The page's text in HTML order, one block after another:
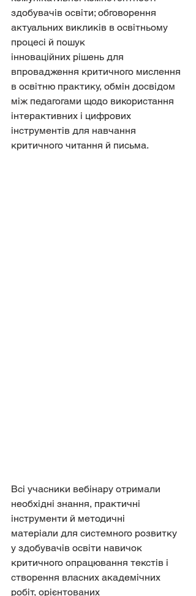
здобувачів освіти; обговорення
актуальних викликів в освітньому
процесі й пошук
інноваційних рішень для
впровадження критичного мислення
в освітню практику, обмін досвідом
між педагогами щодо використання
інтерактивних і цифрових
інструментів для навчання
критичного читання й письма.
Всі учасники вебінару отримали
необхідні знання, практичні
інструменти й методичні
матеріали для системного розвитку
у здобувачів освіти навичок
критичного опрацювання текстів і
створення власних академічних
робіт, орієнтованих